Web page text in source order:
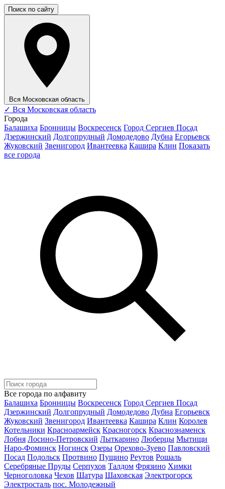
Поиск по сайту
Вся Московская область
✓ Вся Московская область
Города
Балашиха Бронницы Воскресенск Город Сергиев Посад
Дзержинский Долгопрудный Домодедово Дубна Егорьевск
Жуковский Звенигород Ивантеевка Кашира Клин Показать
все города
Все города по алфавиту
Балашиха Бронницы Воскресенск Город Сергиев Посад
Дзержинский Долгопрудный Домодедово Дубна Егорьевск
Жуковский Звенигород Ивантеевка Кашира Клин Королев
Котельники Красноармейск Красногорск Краснознаменск
Лобня Лосино-Петровский Лыткарино Люберцы Мытищи
Наро-Фоминск Ногинск Озеры Орехово-Зуево Павловский
Посад Подольск Протвино Пущино Реутов Рошаль
Серебряные Пруды Серпухов Талдом Фрязино Химки
Черноголовка Чехов Шатура Шаховская Электрогорск
Электросталь пос. Молодежный